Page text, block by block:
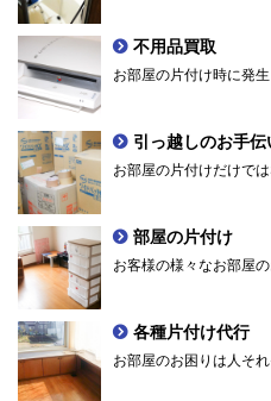
不用品買取
お部屋の片付け時に発
引っ越しのお手伝
お部屋の片付けだけで
部屋の片付け
お客様の様々なお部屋
各種片付け代行
お部屋のお困りは人そ